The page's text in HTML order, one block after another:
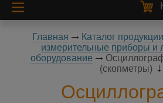
Главная Каталог продукции
измерительные приборы и
оборудование
(скопметры)